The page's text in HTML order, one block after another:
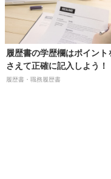
履歴書の学歴欄はポイント
さえて正確に記入しよう！
履歴書・職務履歴書